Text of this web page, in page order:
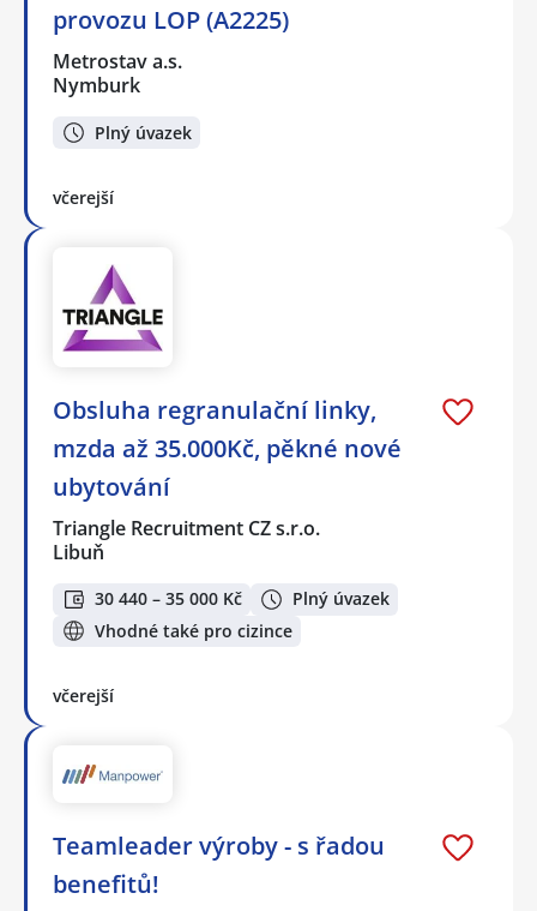
provozu LOP (A2225)
Metrostav a.s.
Nymburk
Plný úvazek
včerejší
Obsluha regranulační linky,
mzda až 35.000Kč, pěkné nové
ubytování
Triangle Recruitment CZ s.r.o.
Libuň
30 440 – 35 000 Kč
Plný úvazek
Vhodné také pro cizince
včerejší
Teamleader výroby - s řadou
benefitů!